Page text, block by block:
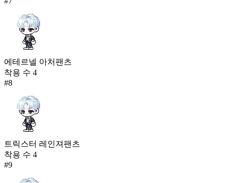
에테르넬 아처팬츠
착용 수 4
#8
트릭스터 레인져팬츠
착용 수 4
#9